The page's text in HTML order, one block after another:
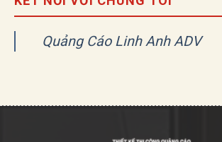
Quảng Cáo Linh Anh ADV